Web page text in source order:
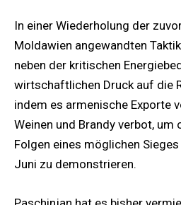
In einer Wiederholung der
Moldawien angewandten
neben der kritischen
wirtschaftlichen Druck auf die
indem es armenische Exporte
Weinen und Brandy verbot,
Folgen eines möglichen
Juni zu demonstrieren.